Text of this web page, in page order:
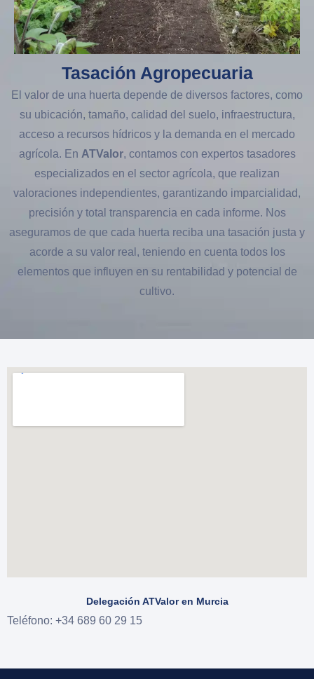
Tasación Agropecuaria
El valor de una huerta depende de diversos factores, como
su ubicación, tamaño, calidad del suelo, infraestructura,
acceso a recursos hídricos y la demanda en el mercado
agrícola. En ATValor, contamos con expertos tasadores
especializados en el sector agrícola, que realizan
valoraciones independientes, garantizando imparcialidad,
precisión y total transparencia en cada informe. Nos
aseguramos de que cada huerta reciba una tasación justa y
acorde a su valor real, teniendo en cuenta todos los
elementos que influyen en su rentabilidad y potencial de
cultivo.
Delegación ATValor en Murcia
Teléfono: +34 689 60 29 15